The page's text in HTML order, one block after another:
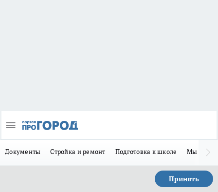
Документы Стройка и ремонт Подготовка к школе Мы в MAX
Принять